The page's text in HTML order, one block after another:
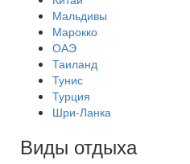
Мальдивы
Марокко
ОАЭ
Таиланд
Тунис
Турция
Шри-Ланка
Виды отдыха